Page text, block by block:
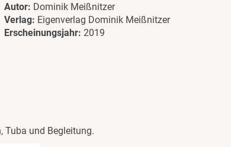
Autor: Dominik Meißnitzer
Verlag: Eigenverlag Dominik Meißnitzer
Erscheinungsjahr: 2019
Tuba und Begleitung.